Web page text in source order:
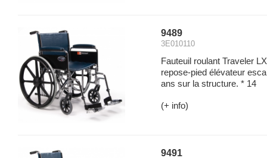
9489
3E010110
Fauteuil roulant Traveler
repose-pied élévateur
ans sur la structure. * 14
(+ info)
9491